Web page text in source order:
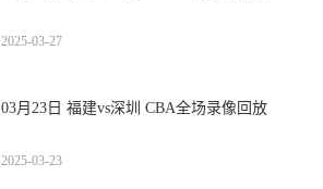
2025-03-27
03月23日 福建vs深圳 CBA全场录像回放
2025-03-23